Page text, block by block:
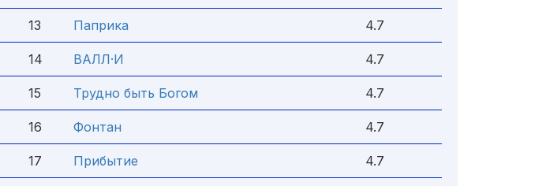
13 Паприка 4.7
14 ВАЛЛ·И 4.7
15 Трудно быть Богом 4.7
16 Фонтан 4.7
17 Прибытие 4.7